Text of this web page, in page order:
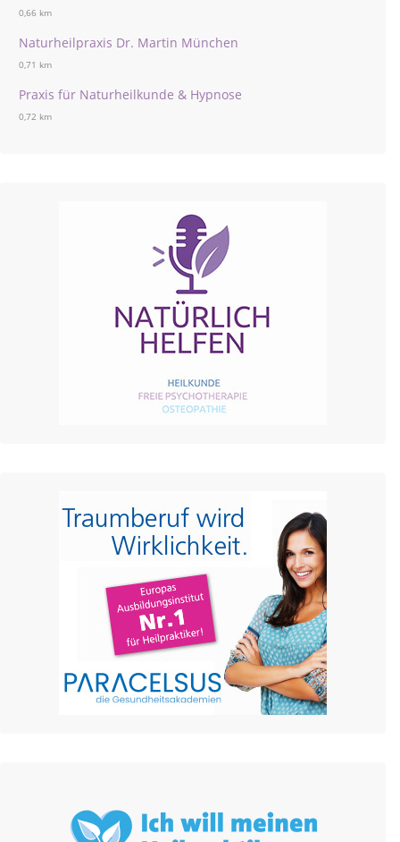
0,66 km
Naturheilpraxis Dr. Martin München
0,71 km
Praxis für Naturheilkunde & Hypnose
0,72 km